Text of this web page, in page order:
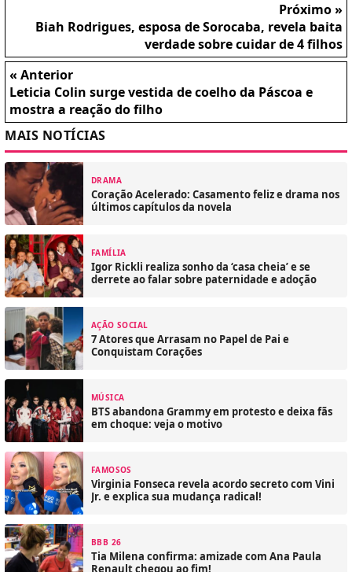
Próximo »
Biah Rodrigues, esposa de Sorocaba, revela baita
verdade sobre cuidar de 4 filhos
« Anterior
Leticia Colin surge vestida de coelho da Páscoa e
mostra a reação do filho
MAIS NOTÍCIAS
DRAMA
Coração Acelerado: Casamento feliz e drama nos
últimos capítulos da novela
FAMÍLIA
Igor Rickli realiza sonho da ‘casa cheia’ e se
derrete ao falar sobre paternidade e adoção
AÇÃO SOCIAL
7 Atores que Arrasam no Papel de Pai e
Conquistam Corações
MÚSICA
BTS abandona Grammy em protesto e deixa fãs
em choque: veja o motivo
FAMOSOS
Virginia Fonseca revela acordo secreto com Vini
Jr. e explica sua mudança radical!
BBB 26
Tia Milena confirma: amizade com Ana Paula
Renault chegou ao fim!